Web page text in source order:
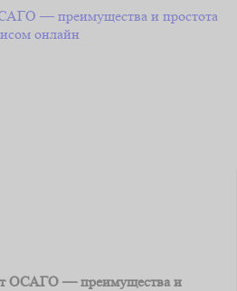
ОСАГО — преимущества и